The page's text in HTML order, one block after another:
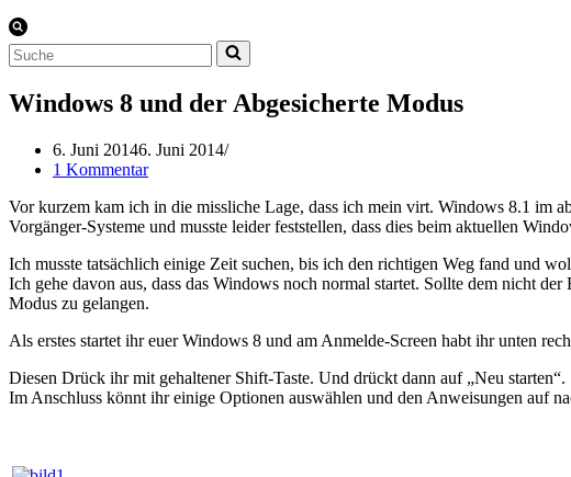
Suchen
nach …
Windows 8 und der Abgesicherte Modus
6. Juni 20146. Juni 2014
1 Kommentar
Vor kurzem kam ich in die missliche Lage, dass ich mein virt. Windows 8.1 im
Vorgänger-Systeme und musste leider feststellen, dass dies beim aktuellen
Ich musste tatsächlich einige Zeit suchen, bis ich den richtigen Weg fand und
Ich gehe davon aus, dass das Windows noch normal startet. Sollte dem nicht
Modus zu gelangen.
Als erstes startet ihr euer Windows 8 und am Anmelde-Screen habt ihr unten
Diesen Drück ihr mit gehaltener Shift-Taste. Und drückt dann auf „Neu starten“.
Im Anschluss könnt ihr einige Optionen auswählen und den Anweisungen auf